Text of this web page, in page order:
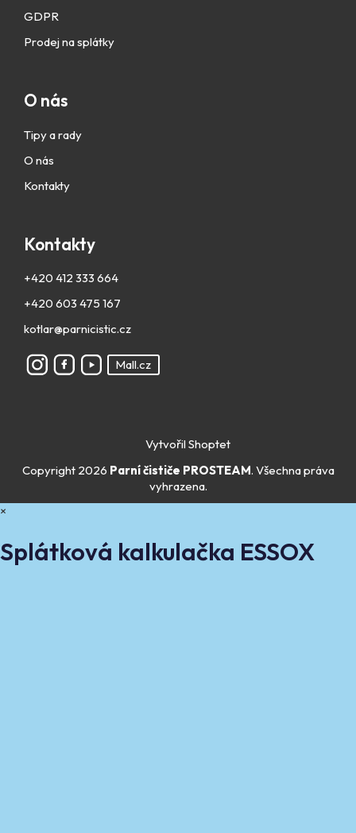
GDPR
Prodej na splátky
O nás
Tipy a rady
O nás
Kontakty
Kontakty
+420 412 333 664
+420 603 475 167
kotlar@parnicistic.cz
Mall.cz
Vytvořil Shoptet
Copyright 2026 Parní čističe PROSTEAM. Všechna práva
vyhrazena.
×
Splátková kalkulačka ESSOX